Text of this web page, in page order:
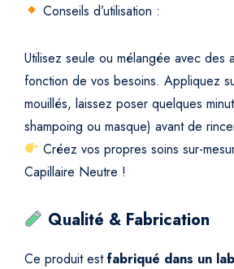
Conseils d’utilisation :
Utilisez seule ou mélangée avec des
fonction de vos besoins. Appliquez
mouillés, laissez poser quelques
shampoing ou masque) avant de
Créez vos propres soins sur-
Capillaire Neutre !
Qualité & Fabrication
Ce produit estfabriqué dans un